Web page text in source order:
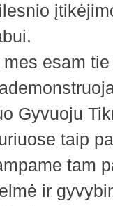
mes esam
Gyvuoju
taip
tam
ir